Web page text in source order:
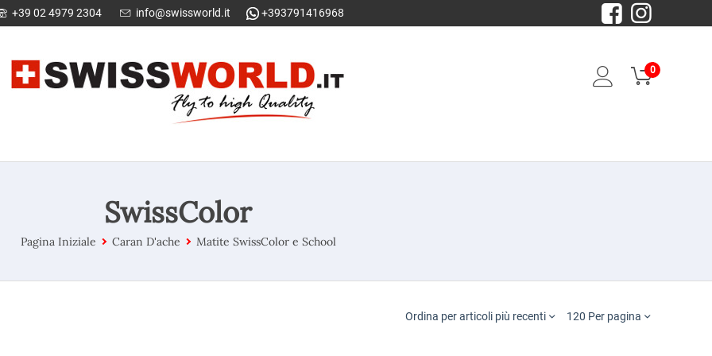
+39 02 4979 2304 info@swissworld.it +393791416968
0
SwissColor
Pagina Iniziale Caran D'ache Matite SwissColor e School
Ordina per articoli più recenti 120 Per pagina